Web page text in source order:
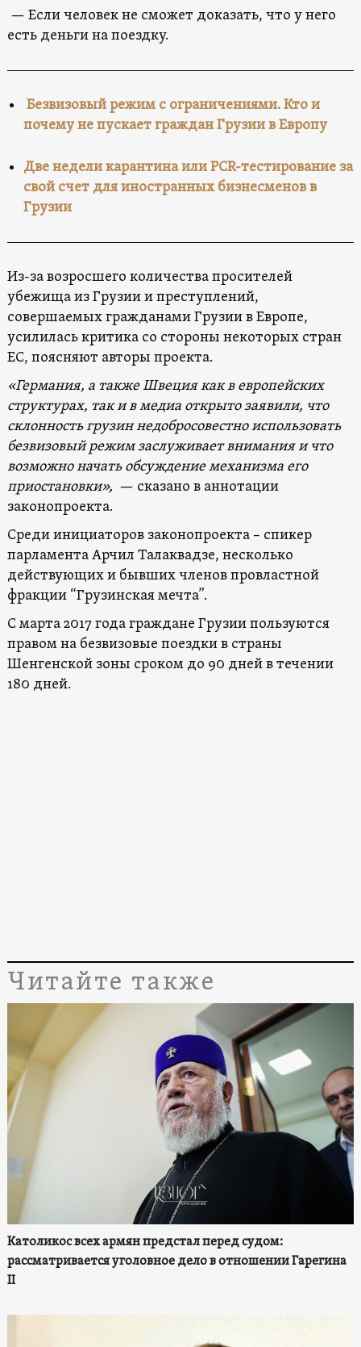
— Если человек не сможет доказать, что у него
есть деньги на поездку.
Безвизовый режим с ограничениями. Кто и
почему не пускает граждан Грузии в Европу
Две недели карантина или PCR-тестирование за
свой счет для иностранных бизнесменов в
Грузии
Из-за возросшего количества просителей
убежища из Грузии и преступлений,
совершаемых гражданами Грузии в Европе,
усилилась критика со стороны некоторых стран
ЕС, поясняют авторы проекта.
«Германия, а также Швеция как в европейских
структурах, так и в медиа открыто заявили, что
склонность грузин недобросовестно использовать
безвизовый режим заслуживает внимания и что
возможно начать обсуждение механизма его
приостановки», — сказано в аннотации
законопроекта.
Среди инициаторов законопроекта – спикер
парламента Арчил Талаквадзе, несколько
действующих и бывших членов провластной
фракции “Грузинская мечта”.
С марта 2017 года граждане Грузии пользуются
правом на безвизовые поездки в страны
Шенгенской зоны сроком до 90 дней в течении
180 дней.
Читайте также
Католикос всех армян предстал перед судом:
рассматривается уголовное дело в отношении Гарегина
II